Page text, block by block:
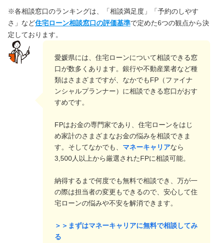
※各相談窓口のランキングは、「相談満足度」「予約のしやす
さ」など住宅ローン相談窓口の評価基準で定めた6つの観点から決
定しております。
愛媛県には、住宅ローンについて相談できる窓
口が数多くあります。銀行や不動産業者など種
類はさまざまですが、なかでもFP（ファイナ
ンシャルプランナー）に相談できる窓口がおす
すめです。
FPはお金の専門家であり、住宅ローンをはじ
め家計のさまざまなお金の悩みを相談できま
す。そしてなかでも、 マネーキャリアなら
3,500人以上から厳選されたFPに相談可能。
納得するまで何度でも無料で相談でき、万が一
の際は担当者の変更もできるので、安心して住
宅ローンの悩みや不安を解消できます。
＞＞まずはマネーキャリアに無料で相談してみ
る